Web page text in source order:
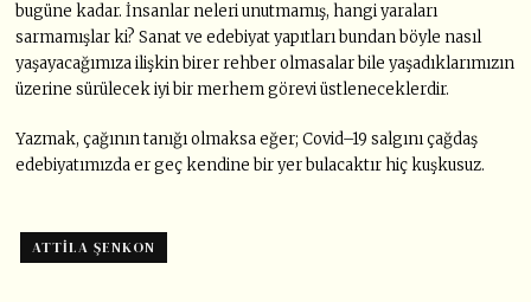
bugüne kadar. İnsanlar neleri unutmamış, hangi yaraları
sarmamışlar ki? Sanat ve edebiyat yapıtları bundan böyle nasıl
yaşayacağımıza ilişkin birer rehber olmasalar bile yaşadıklarımızın
üzerine sürülecek iyi bir merhem görevi üstleneceklerdir.
Yazmak, çağının tanığı olmaksa eğer; Covid–19 salgını çağdaş
edebiyatımızda er geç kendine bir yer bulacaktır hiç kuşkusuz.
ATTILA ŞENKON